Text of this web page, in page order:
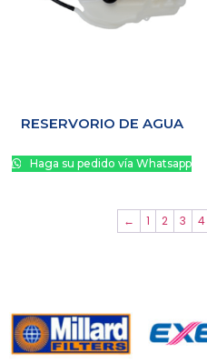
RESERVORIO DE AGUA
Haga su pedido vía Whatsapp
← 1 2 3 4